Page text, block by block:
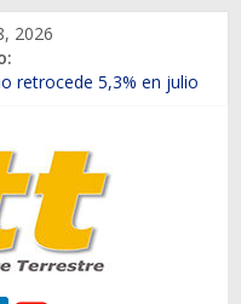
2026
en lanzar la nueva
Chevrolet en el Biobío
en Rancagua y
estrenada Bolden en